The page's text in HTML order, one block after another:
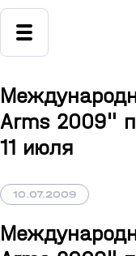
Arms 2009"
11 июля
10.07.2009